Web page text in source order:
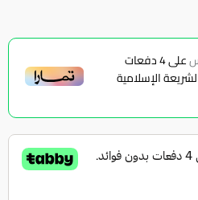
على4دفعات
الإسلامية